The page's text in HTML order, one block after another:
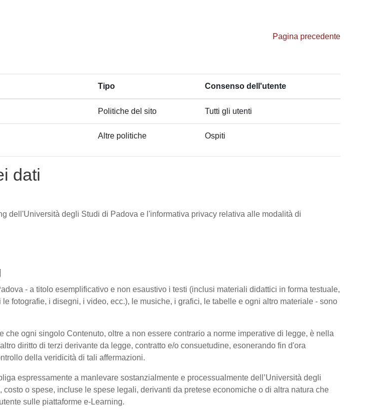
Pagina precedente
Tipo Consenso dell'utente
Politiche del sito Tutti gli utenti
Altre politiche Ospiti
dati
dell'Università degli Studi di Padova e l'informativa privacy relativa alle modalità di
- a titolo esemplificativo e non esaustivo i testi (inclusi materiali didattici in forma testuale,
fotografie, i disegni, i video, ecc.), le musiche, i grafici, le tabelle e ogni altro materiale - sono
ogni singolo Contenuto, oltre a non essere contrario a norme imperative di legge, è nella
diritto di terzi derivante da legge, contratto e/o consuetudine, esonerando fin d'ora
della veridicità di tali affermazioni.
espressamente a manlevare sostanzialmente e processualmente dell’Università degli
o spese, incluse le spese legali, derivanti da pretese economiche o di altra natura che
sulle piattaforme e-Learning.